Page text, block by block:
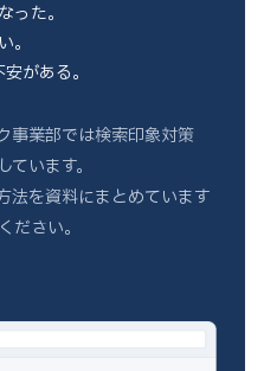
った。
。
がある。
事業部では検索印象対策
います。
法を資料にまとめています
ださい。